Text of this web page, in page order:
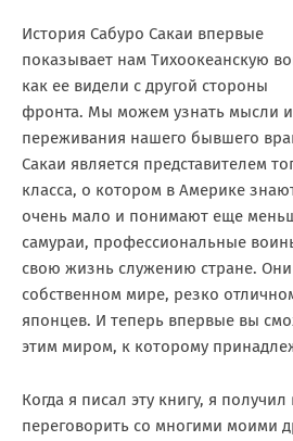
История Сабуро Сакаи впервые
показывает нам Тихоокеанскую
как ее видели с другой стороны
фронта. Мы можем узнать мысли и
переживания нашего бывшего
Сакаи является представителем
класса, о котором в Америке
очень мало и понимают еще
самураи, профессиональные
свою жизнь служению стране.
собственном мире, резко
японцев. И теперь впервые вы
этим миром, к которому
Когда я писал эту книгу, я
переговорить со многими моими